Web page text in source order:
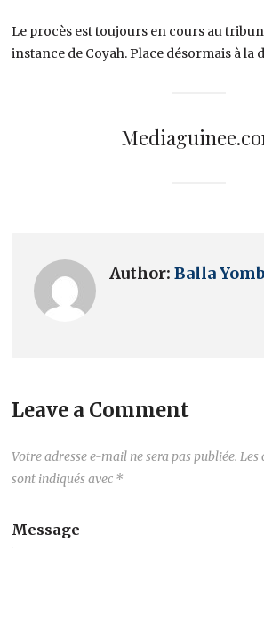
Le procès est toujours en cours au
instance de Coyah. Place désormais à la
Author:Balla
Leave a Comment
Votre adresse e-mail ne sera pas publiée. Les
sont indiqués avec *
Message